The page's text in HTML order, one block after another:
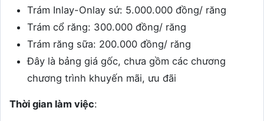
Trám Inlay-Onlay sứ: 5.000.000 đồng/ răng
Trám cổ răng: 300.000 đồng/ răng
Trám răng sữa: 200.000 đồng/ răng
Đây là bảng giá gốc, chưa gồm các chương
chương trình khuyến mãi, ưu đãi
Thời gian làm việc: